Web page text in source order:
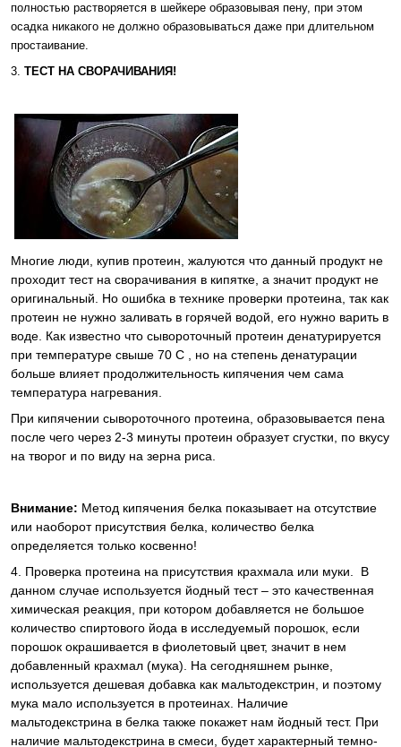
полностью растворяется в шейкере образовывая пену, при этом
осадка никакого не должно образовываться даже при длительном
простаивание.
3. ТЕСТ НА СВОРАЧИВАНИЯ!
Многие люди, купив протеин, жалуются что данный продукт не
проходит тест на сворачивания в кипятке, а значит продукт не
оригинальный. Но ошибка в технике проверки протеина, так как
протеин не нужно заливать в горячей водой, его нужно варить в
воде. Как известно что сывороточный протеин денатурируется
при температуре свыше 70 С , но на степень денатурации
больше влияет продолжительность кипячения чем сама
температура нагревания.
При кипячении сывороточного протеина, образовывается пена
после чего через 2-3 минуты протеин образует сгустки, по вкусу
на творог и по виду на зерна риса.
Внимание: Метод кипячения белка показывает на отсутствие
или наоборот присутствия белка, количество белка
определяется только косвенно!
4. Проверка протеина на присутствия крахмала или муки. В
данном случае используется йодный тест – это качественная
химическая реакция, при котором добавляется не большое
количество спиртового йода в исследуемый порошок, если
порошок окрашивается в фиолетовый цвет, значит в нем
добавленный крахмал (мука). На сегодняшнем рынке,
используется дешевая добавка как мальтодекстрин, и поэтому
мука мало используется в протеинах. Наличие
мальтодекстрина в белка также покажет нам йодный тест. При
наличие мальтодекстрина в смеси, будет характерный темно-